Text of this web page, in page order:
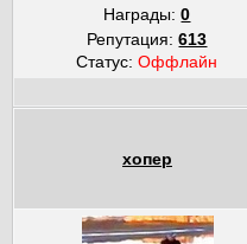
Награды:0
Репутация:613
Статус:Оффлайн
хопер